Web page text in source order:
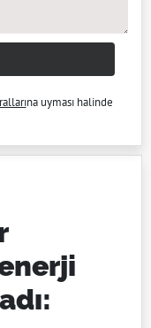
na uyması halinde